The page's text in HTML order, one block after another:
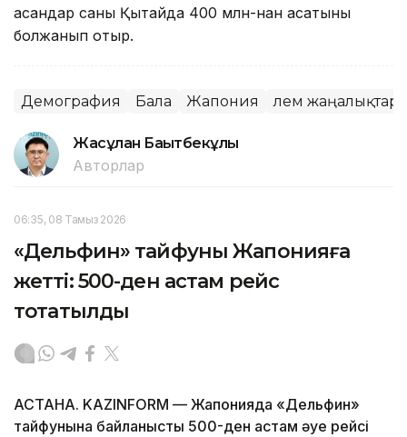
асқандар саны Қытайда 400 млн-нан асатыны
болжанып отыр.
Демография Бала Жапония Әлем
Жасұлан Бақытбекұлы
Авторлар
06:35, 08 Тамыз 2026
«Дельфин» тайфуны Жапонияға
жетті: 500-ден астам рейс
тоқтатылды
АСТАНА. KAZINFORM — Жапонияда «Дельфин»
тайфунына байланысты 500-ден астам әуе рейсі